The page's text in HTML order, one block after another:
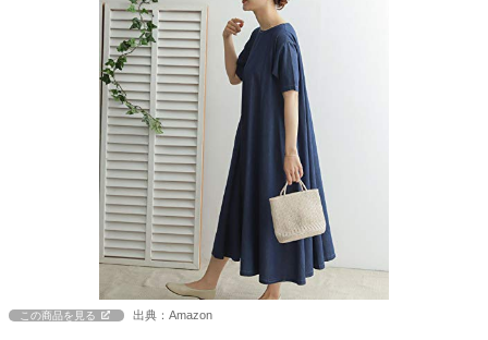
この商品を見る 出典：Amazon